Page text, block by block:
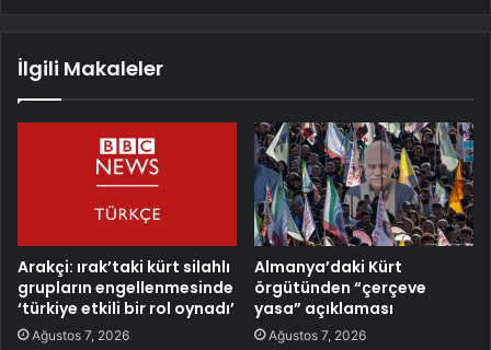
İlgili Makaleler
Arakçi: ırak’taki kürt silahlı
grupların engellenmesinde
‘türkiye etkili bir rol oynadı’
Ağustos 7, 2026
Almanya’daki Kürt
örgütünden “çerçeve
yasa” açıklaması
Ağustos 7, 2026